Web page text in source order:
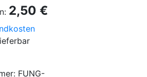
2,50 €
FUNG-